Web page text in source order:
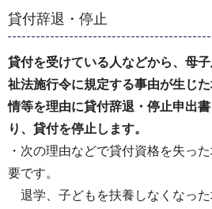
貸付辞退・停止
貸付を受けている人などから、母
祉法施行令に規定する事由が生じ
情等を理由に貸付辞退・停止申出
り、貸付を停止します。
・次の理由などで貸付資格を失っ
要です。
退学、子どもを扶養しなくなっ